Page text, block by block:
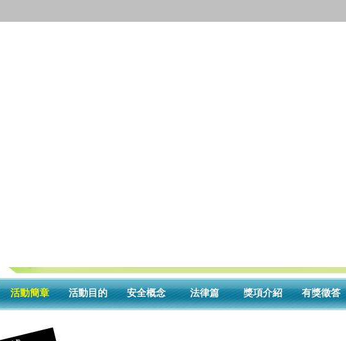
活動簡章 活動目的 安全概念 法律篇 獎項介紹 有獎徵答